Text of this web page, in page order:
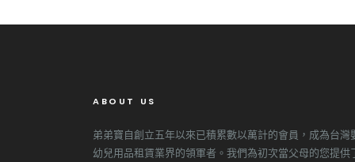
ABOUT US
弟弟寶自創立五年以來已積累數以萬計的會員，成為台灣
幼兒用品租賃業界的領軍者。我們為初次當父母的您提供